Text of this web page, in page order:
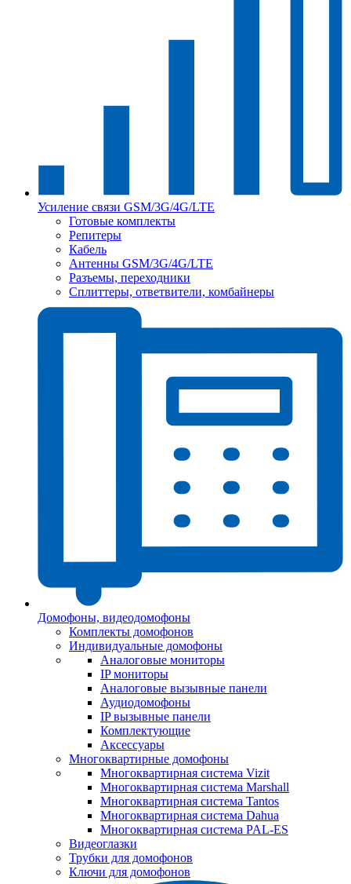
Усиление связи GSM/3G/4G/LTE
Готовые комплекты
Репитеры
Кабель
Антенны GSM/3G/4G/LTE
Разъемы, переходники
Сплиттеры, ответвители, комбайнеры
Домофоны, видеодомофоны
Комплекты домофонов
Индивидуальные домофоны
Аналоговые мониторы
IP мониторы
Аналоговые вызывные панели
Аудиодомофоны
IP вызывные панели
Комплектующие
Аксессуары
Многоквартирные домофоны
Многоквартирная система Vizit
Многоквартирная система Marshall
Многоквартирная система Tantos
Многоквартирная система Dahua
Многоквартирная система PAL-ES
Видеоглазки
Трубки для домофонов
Ключи для домофонов